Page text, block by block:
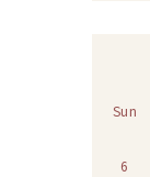
Sun
6